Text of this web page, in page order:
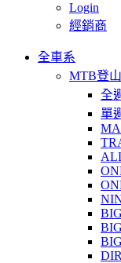
Login
經銷商
全車系
MTB登
全
單